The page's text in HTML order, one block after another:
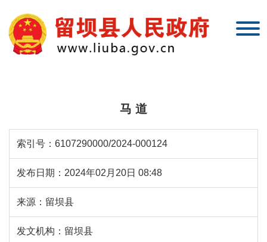
马 道
索引号： 6107290000/2024-000124
发布日期： 2024年02月20日 08:48
来源： 留坝县
发文机构： 留坝县